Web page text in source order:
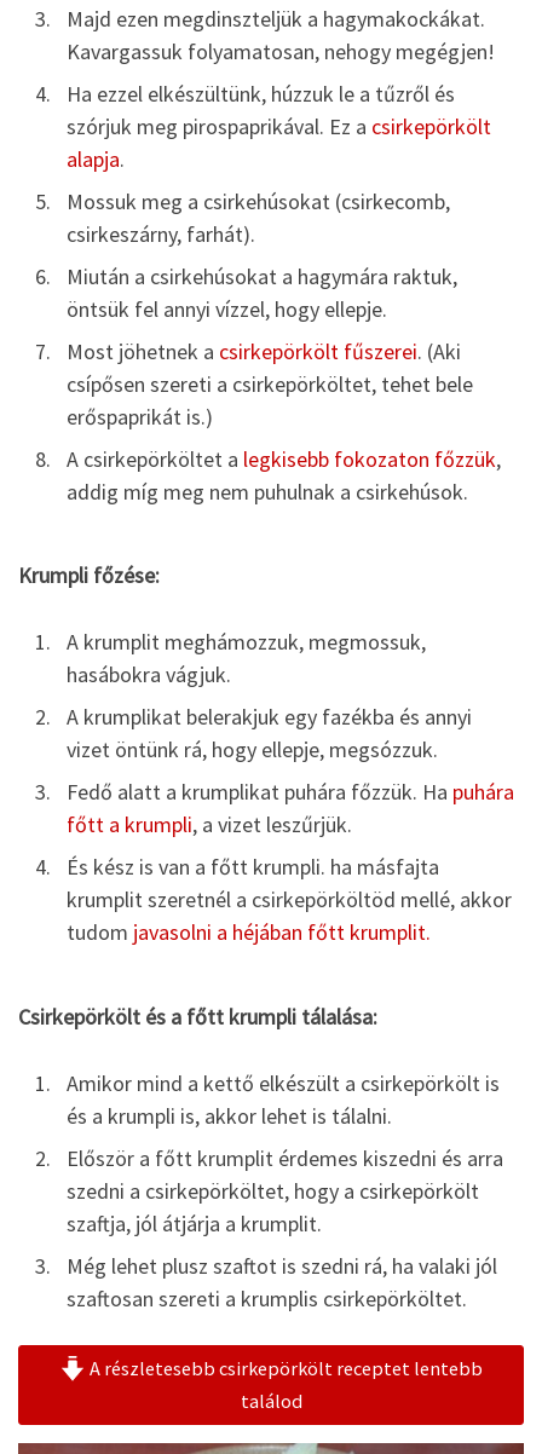
Majd ezen megdinszteljük a hagymakockákat.
Kavargassuk folyamatosan, nehogy megégjen!
Ha ezzel elkészültünk, húzzuk le a tűzről és
szórjuk meg pirospaprikával. Ez a csirkepörkölt
alapja.
Mossuk meg a csirkehúsokat (csirkecomb,
csirkeszárny, farhát).
Miután a csirkehúsokat a hagymára raktuk,
öntsük fel annyi vízzel, hogy ellepje.
Most jöhetnek a csirkepörkölt fűszerei. (Aki
csípősen szereti a csirkepörköltet, tehet bele
erőspaprikát is.)
A csirkepörköltet a legkisebb fokozaton főzzük,
addig míg meg nem puhulnak a csirkehúsok.
Krumpli főzése:
A krumplit meghámozzuk, megmossuk,
hasábokra vágjuk.
A krumplikat belerakjuk egy fazékba és annyi
vizet öntünk rá, hogy ellepje, megsózzuk.
Fedő alatt a krumplikat puhára főzzük. Ha puhára
főtt a krumpli, a vizet leszűrjük.
És kész is van a főtt krumpli. ha másfajta
krumplit szeretnél a csirkepörköltöd mellé, akkor
tudom javasolni a héjában főtt krumplit.
Csirkepörkölt és a főtt krumpli tálalása:
Amikor mind a kettő elkészült a csirkepörkölt is
és a krumpli is, akkor lehet is tálalni.
Először a főtt krumplit érdemes kiszedni és arra
szedni a csirkepörköltet, hogy a csirkepörkölt
szaftja, jól átjárja a krumplit.
Még lehet plusz szaftot is szedni rá, ha valaki jól
szaftosan szereti a krumplis csirkepörköltet.
A részletesebb csirkepörkölt receptet lentebb
találod